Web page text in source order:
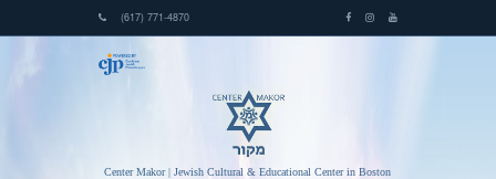
(617) 771-4870
Center Makor | Jewish Cultural & Educational Center in Boston